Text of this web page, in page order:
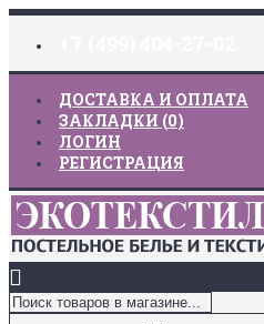
ДОСТАВКА И ОПЛАТА
ЗАКЛАДКИ (0)
ЛОГИН
РЕГИСТРАЦИЯ